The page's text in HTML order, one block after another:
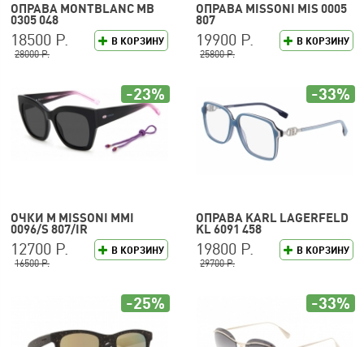
ОПРАВА MONTBLANC MB
0305 048
В КОРЗИНУ
18500 Р.
28000 Р.
ОПРАВА MISSONI MIS 0005
807
В КОРЗИНУ
19900 Р.
25800 Р.
ОЧКИ M MISSONI MMI
0096/S 807/IR
В КОРЗИНУ
12700 Р.
16500 Р.
-23%
ОПРАВА KARL LAGERFELD
KL 6091 458
В КОРЗИНУ
19800 Р.
29700 Р.
-33%
-25% -33%